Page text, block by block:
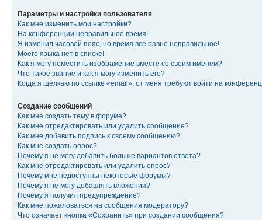
Параметры и настройки пользователя
Как мне изменить мои настройки?
На конференции неправильное время!
Я изменил часовой пояс, но время всё равно неправильное!
Моего языка нет в списке!
Как я могу поместить изображение вместе со своим именем?
Что такое звание и как я могу изменить его?
Когда я щёлкаю по ссылке «email», от меня требуют войти на
Создание сообщений
Как мне создать тему в форуме?
Как мне отредактировать или удалить сообщение?
Как мне добавить подпись к своему сообщению?
Как мне создать опрос?
Почему я не могу добавить больше вариантов ответа?
Как мне отредактировать или удалить опрос?
Почему мне недоступны некоторые форумы?
Почему я не могу добавлять вложения?
Почему я получил предупреждение?
Как мне пожаловаться на сообщения модератору?
Что означает кнопка «Сохранить» при создании сообщения?